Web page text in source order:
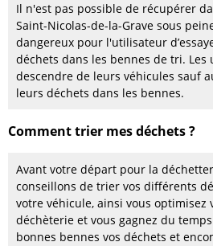
Il n'est pas possible de récupérer
Saint-Nicolas-de-la-Grave sous
dangereux pour l'utilisateur
déchets dans les bennes de tri. Les
descendre de leurs véhicules sauf
leurs déchets dans les bennes.
Comment trier mes déchets ?
Avant votre départ pour la
conseillons de trier vos différents
votre véhicule, ainsi vous optimisez
déchèterie et vous gagnez du
bonnes bennes vos déchets et